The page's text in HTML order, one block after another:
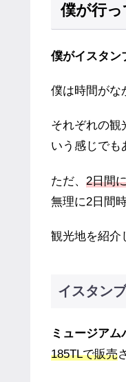
僕が行
僕がイスタン
僕は時間がな
それぞれの観
いう感じでも
ただ、 2日間
無理に2日間
観光地を紹介
イスタン
ミュージア
185TLで販売